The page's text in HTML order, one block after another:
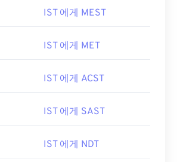
IST 에게 MEST
IST 에게 MET
IST 에게 ACST
IST 에게 SAST
IST 에게 NDT